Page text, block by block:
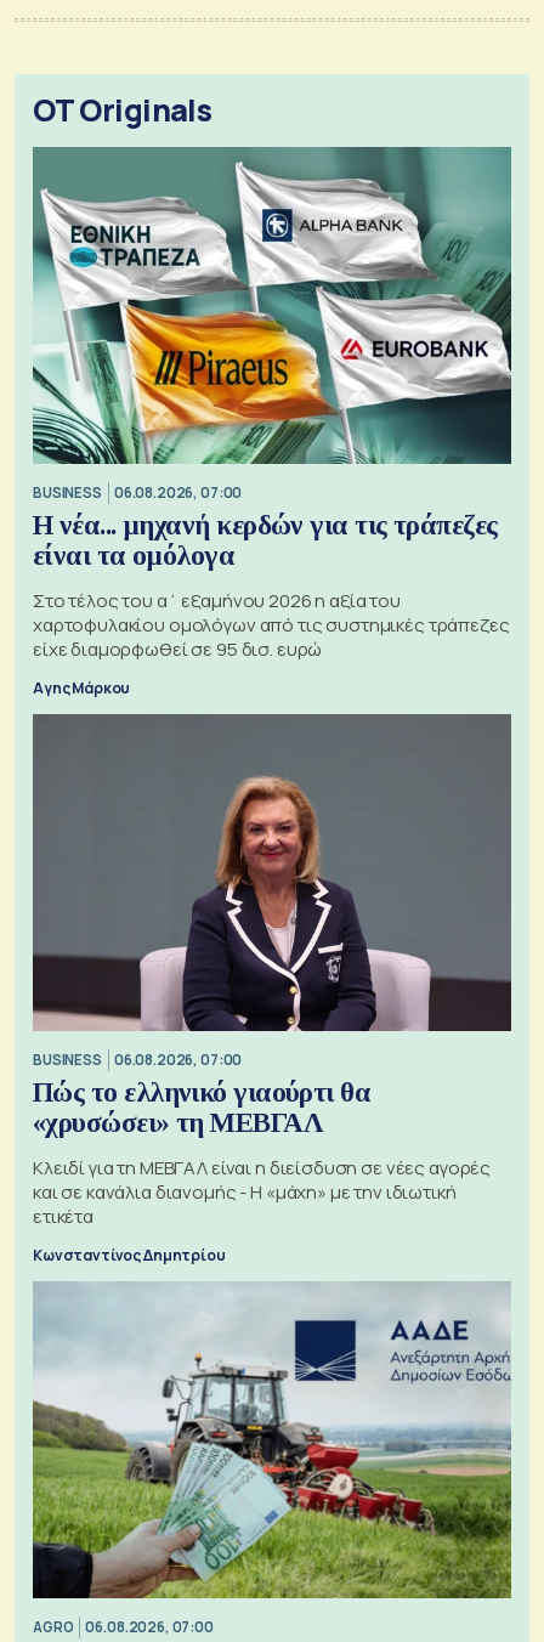
OT Originals
BUSINESS 06.08.2026, 07:00
Η νέα... μηχανή κερδών για τις τράπεζες
είναι τα ομόλογα
Στο τέλος του α΄ εξαμήνου 2026 η αξία του
χαρτοφυλακίου ομολόγων από τις συστημικές τράπεζες
είχε διαμορφωθεί σε 95 δισ. ευρώ
Αγης Μάρκου
BUSINESS 06.08.2026, 07:00
Πώς το ελληνικό γιαούρτι θα
«χρυσώσει» τη ΜΕΒΓΑΛ
Κλειδί για τη ΜΕΒΓΑΛ είναι η διείσδυση σε νέες αγορές
και σε κανάλια διανομής - Η «μάχη» με την ιδιωτική
ετικέτα
Κωνσταντίνος Δημητρίου
AGRO 06.08.2026, 07:00